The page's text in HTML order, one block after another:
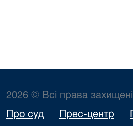
2026 © Всі права захищені
Про суд Прес-центр